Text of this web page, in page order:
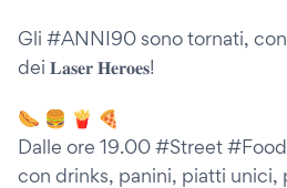
Gli #ANNI90 sono tornati,
dei 𝐋𝐚𝐬𝐞𝐫 𝐇𝐞𝐫𝐨𝐞𝐬!
🌭 🍔 🍟 🍕
Dalle ore 19.00 #Street
con drinks, panini, piatti